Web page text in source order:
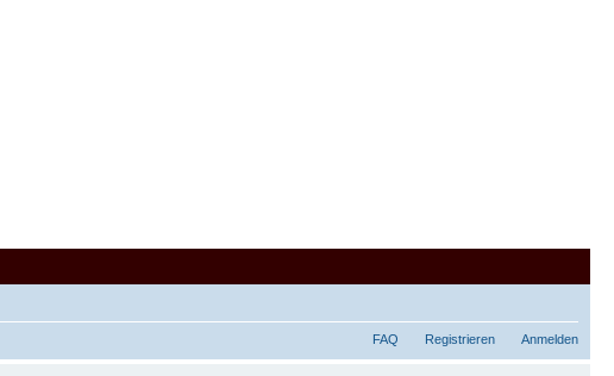
FAQ Registrieren Anmelden